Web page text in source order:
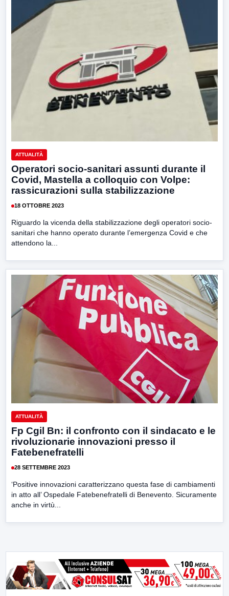
ATTUALITÀ
Operatori socio-sanitari assunti durante il
Covid, Mastella a colloquio con Volpe:
rassicurazioni sulla stabilizzazione
18 OTTOBRE 2023
Riguardo la vicenda della stabilizzazione degli operatori socio-
sanitari che hanno operato durante l’emergenza Covid e che
attendono la...
ATTUALITÀ
Fp Cgil Bn: il confronto con il sindacato e le
rivoluzionarie innovazioni presso il
Fatebenefratelli
28 SETTEMBRE 2023
‘Positive innovazioni caratterizzano questa fase di cambiamenti
in atto all’ Ospedale Fatebenefratelli di Benevento. Sicuramente
anche in virtù...